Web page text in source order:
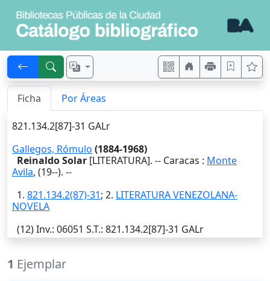
Ficha Por Áreas
821.134.2[87]-31 GALr
Gallegos, Rómulo (1884-1968)
Reinaldo Solar [LITERATURA]. -- Caracas : Monte
Avila, (19--). --
1. 821.134.2(87)-31; 2. LITERATURA VENEZOLANA-
NOVELA
(12)Inv.: 06051 S.T.: 821.134.2[87]-31 GALr
1 Ejemplar